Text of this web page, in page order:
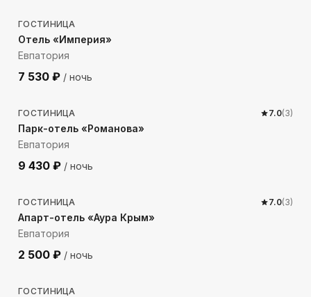
ГОСТИНИЦА
Отель «Империя»
Евпатория
7 530 ₽ / ночь
511 м до моря
ГОСТИНИЦА 7.0(3)
Парк-отель «Романова»
Евпатория
9 430 ₽ / ночь
241м до моря
ГОСТИНИЦА 7.0(3)
Апарт-отель «Аура Крым»
Евпатория
2 500 ₽ / ночь
582м до моря
ГОСТИНИЦА